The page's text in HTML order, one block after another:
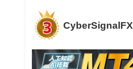
CyberSignalFX